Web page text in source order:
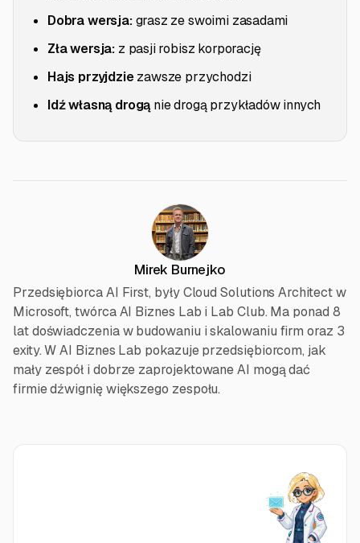
Dobra wersja:grasz ze swoimi zasadami
Zła wersja: z pasji robisz korporację
Hajs przyjdziezawsze przychodzi
Idź własną drogą nie drogą przykładów innych
Mirek Burnejko
Przedsiębiorca AI First, były Cloud Solutions Architect w
Microsoft, twórca AI Biznes Lab i Lab Club. Ma ponad 8
lat doświadczenia w budowaniu i skalowaniu firm oraz 3
exity. W AI Biznes Lab pokazuje przedsiębiorcom, jak
mały zespół i dobrze zaprojektowane AI mogą dać
firmie dźwignię większego zespołu.